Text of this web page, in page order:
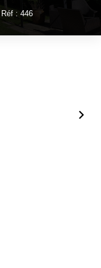
Ligne
À L'agence
Réf : 446